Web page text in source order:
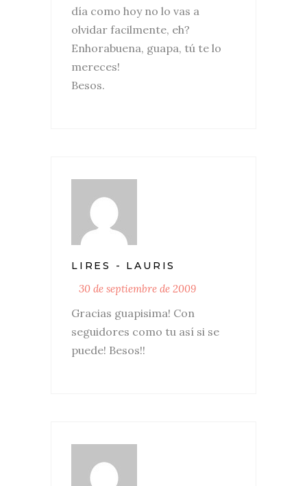
día como hoy no lo vas a
olvidar facilmente, eh?
Enhorabuena, guapa, tú te lo
mereces!
Besos.
LIRES - LAURIS
30 de septiembre de 2009
Gracias guapisima! Con
seguidores como tu así si se
puede! Besos!!